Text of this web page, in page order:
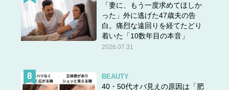
「妻に、もう一度求めてほしか
った」外に逃げた47歳夫の告
白。痛烈な遠回りを経てたどり
着いた「10数年目の本音」
2026.07.31
BEAUTY
40・50代オバ見えの原因は「肥